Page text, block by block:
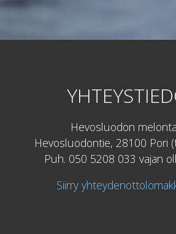
Hevosluodon
Hevosluodontie, 28100 Pori
Puh. 050 5208 033 vajan
Siirry